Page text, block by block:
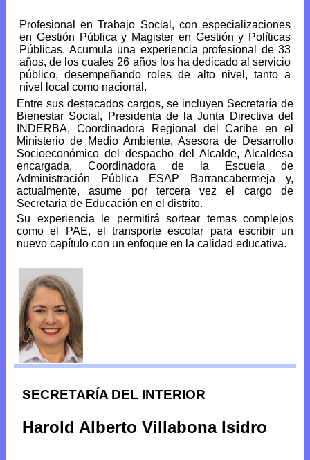
Profesional en Trabajo Social, con especializaciones
en Gestión Pública y Magister en Gestión y Políticas
Públicas. Acumula una experiencia profesional de 33
años, de los cuales 26 años los ha dedicado al servicio
público, desempeñando roles de alto nivel, tanto a
nivel local como nacional.
Entre sus destacados cargos, se incluyen Secretaría de
Bienestar Social, Presidenta de la Junta Directiva del
INDERBA, Coordinadora Regional del Caribe en el
Ministerio de Medio Ambiente, Asesora de Desarrollo
Socioeconómico del despacho del Alcalde, Alcaldesa
encargada, Coordinadora de la Escuela de
Administración Pública ESAP Barrancabermeja y,
actualmente, asume por tercera vez el cargo de
Secretaria de Educación en el distrito.
Su experiencia le permitirá sortear temas complejos
como el PAE, el transporte escolar para escribir un
nuevo capítulo con un enfoque en la calidad educativa.
SECRETARÍA DEL INTERIOR
Harold Alberto Villabona Isidro